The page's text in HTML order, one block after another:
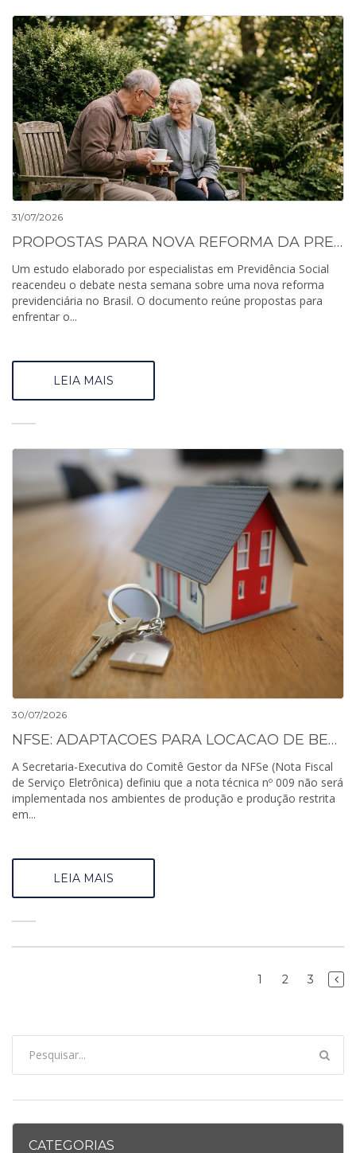
31/07/2026
PROPOSTAS PARA NOVA REFORMA DA PREVIDENCIA INCLUEM MUDANCAS NO MEI, NA IDADE MINIMA E BONUS PARA MULHERES
Um estudo elaborado por especialistas em Previdência Social
reacendeu o debate nesta semana sobre uma nova reforma
previdenciária no Brasil. O documento reúne propostas para
enfrentar o...
LEIA MAIS
30/07/2026
NFSE: ADAPTACOES PARA LOCACAO DE BENS IMOVEIS FICAM FORA DA IMPLANTACAO DE AGOSTO
A Secretaria-Executiva do Comitê Gestor da NFSe (Nota Fiscal
de Serviço Eletrônica) definiu que a nota técnica nº 009 não será
implementada nos ambientes de produção e produção restrita
em...
LEIA MAIS
1 2 3
CATEGORIAS